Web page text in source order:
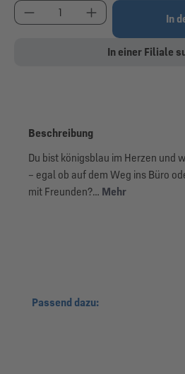
Produkt Anzahl: Gib den In
In einer Filiale
Beschreibung
Du bist königsblau im Herzen und
– egal ob auf dem Weg ins Büro
mit Freunden?… Mehr
Produktgalerie überspringen
Passend dazu: